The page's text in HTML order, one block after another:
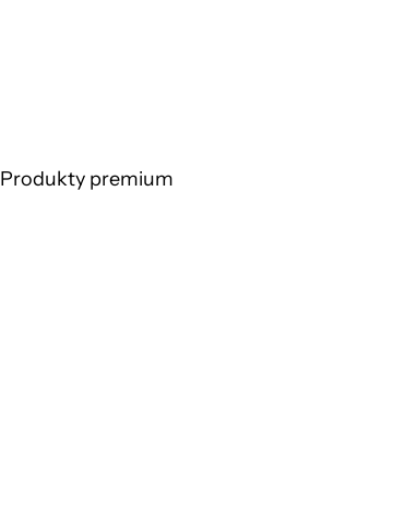
Produkty premium